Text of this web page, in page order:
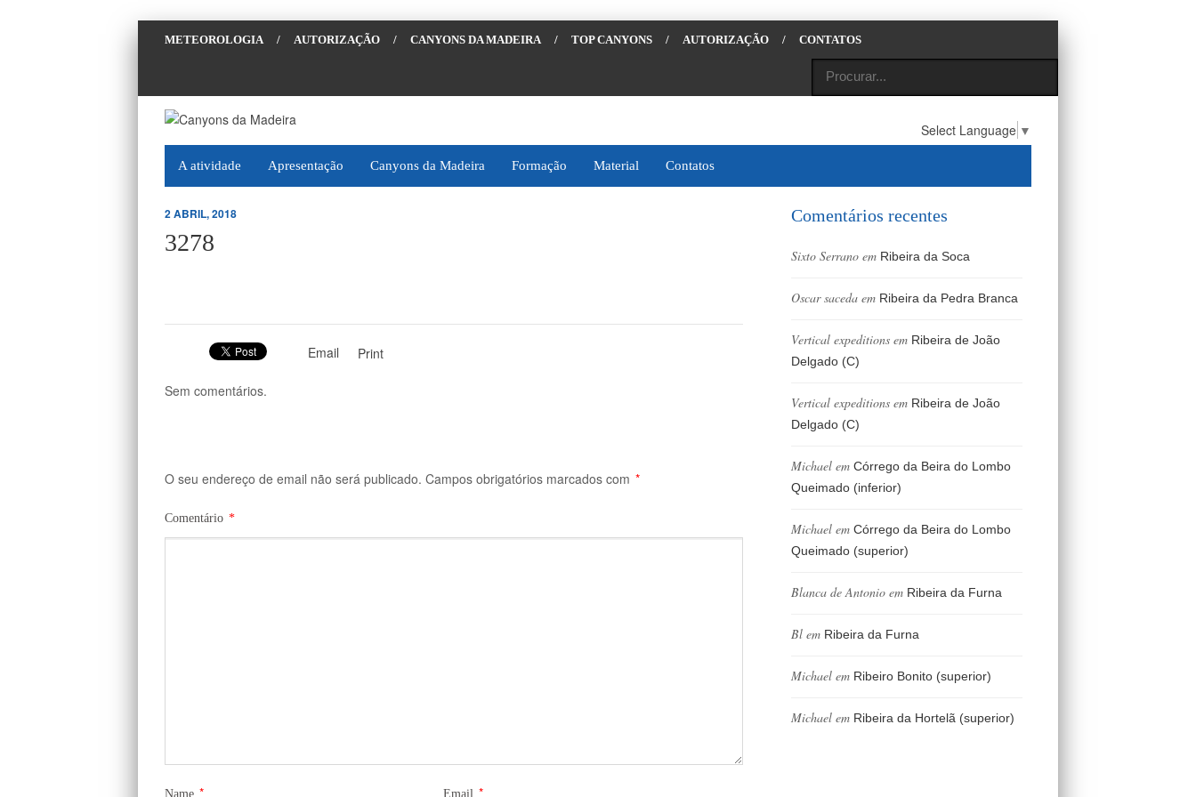
METEOROLOGIA / AUTORIZAÇÃO / CANYONS DA MADEIRA / TOP CANYONS / AUTORIZAÇÃO / CONTATOS
Select Language ▼
A atividade Apresentação Canyons da Madeira Formação Material Contatos
2 ABRIL, 2018
3278
Email Print
Sem comentários.
O seu endereço de email não será publicado. Campos obrigatórios marcados com *
Comentário *
Name * Email *
Comentários recentes
Sixto Serrano em Ribeira da Soca
Oscar saceda em Ribeira da Pedra Branca
Vertical expeditions em Ribeira de João
Delgado (C)
Vertical expeditions em Ribeira de João
Delgado (C)
Michael em Córrego da Beira do Lombo
Queimado (inferior)
Michael em Córrego da Beira do Lombo
Queimado (superior)
Blanca de Antonio em Ribeira da Furna
Bl em Ribeira da Furna
Michael em Ribeiro Bonito (superior)
Michael em Ribeira da Hortelã (superior)